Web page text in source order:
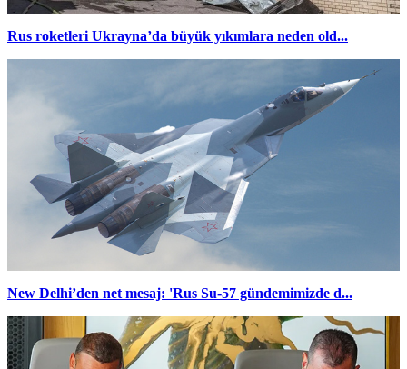
Rus roketleri Ukrayna’da büyük yıkımlara neden old...
New Delhi’den net mesaj: 'Rus Su-57 gündemimizde d...